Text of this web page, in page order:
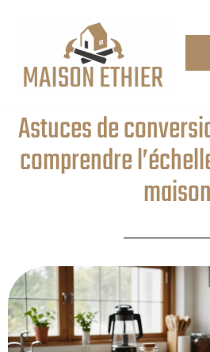
Astuces de
comprendre
maison